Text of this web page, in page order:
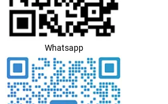
Whatsapp